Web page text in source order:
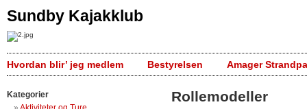
Sundby Kajakklub
Hvordan blir’ jeg medlem Bestyrelsen Amager
Kategorier
Rollemodeller